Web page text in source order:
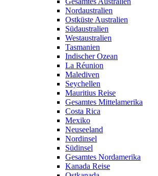
Nordaustralien
Ostküste Australien
Südaustralien
Westaustralien
Tasmanien
Indischer Ozean
La Réunion
Malediven
Seychellen
Mauritius Reise
Gesamtes Mittelamerika
Costa Rica
Mexiko
Neuseeland
Nordinsel
Südinsel
Gesamtes Nordamerika
Kanada Reise